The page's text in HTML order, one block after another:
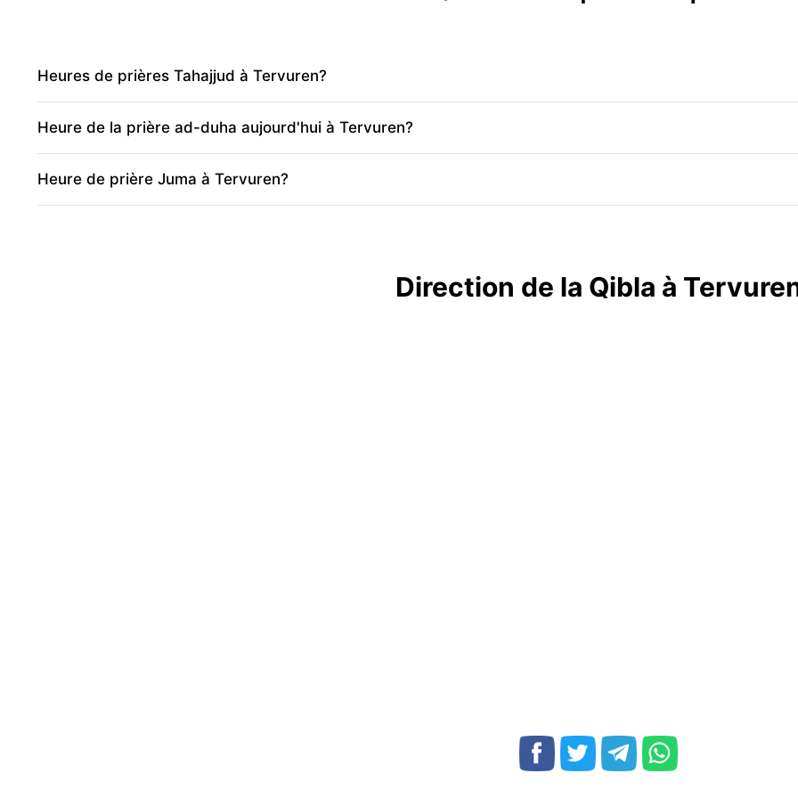
Heures de prières Tahajjud à Tervuren?
Heure de la prière ad-duha aujourd'hui à Tervuren?
Heure de prière Juma à Tervuren?
Direction de la Qibla à